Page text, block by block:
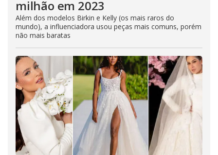
milhão em 2023
Além dos modelos Birkin e Kelly (os mais raros do
mundo), a influenciadora usou peças mais comuns, porém
não mais baratas